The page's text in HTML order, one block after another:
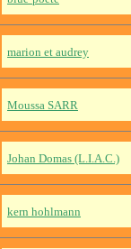
marion et audrey
Moussa SARR
Johan Domas (L.I.A.C.)
kern hohlmann